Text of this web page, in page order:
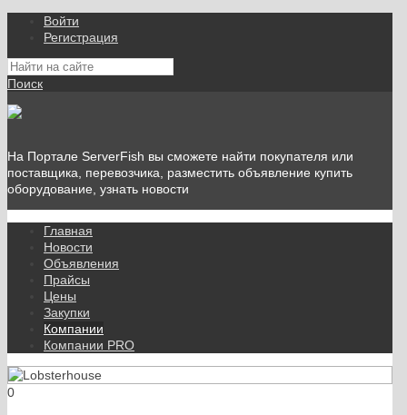
Войти
Регистрация
Поиск
На Портале ServerFish вы сможете найти покупателя или
поставщика, перевозчика, разместить объявление купить
оборудование, узнать новости
Главная
Новости
Объявления
Прайсы
Цены
Закупки
Компании
Компании PRO
0